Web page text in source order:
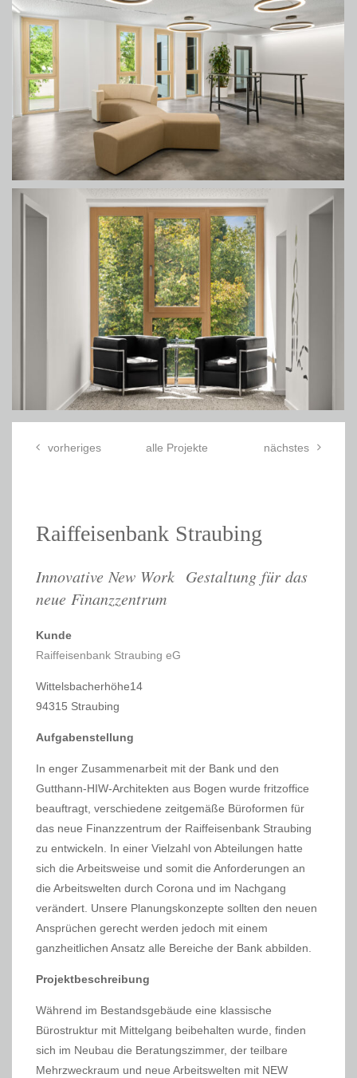
vorheriges alle Projekte nächstes
Raiffeisenbank Straubing
Innovative New Work Gestaltung für das
neue Finanzzentrum
Kunde
Raiffeisenbank Straubing eG
Wittelsbacherhöhe14
94315 Straubing
Aufgabenstellung
In enger Zusammenarbeit mit der Bank und den
Gutthann-HIW-Architekten aus Bogen wurde fritzoffice
beauftragt, verschiedene zeitgemäße Büroformen für
das neue Finanzzentrum der Raiffeisenbank Straubing
zu entwickeln. In einer Vielzahl von Abteilungen hatte
sich die Arbeitsweise und somit die Anforderungen an
die Arbeitswelten durch Corona und im Nachgang
verändert. Unsere Planungskonzepte sollten den neuen
Ansprüchen gerecht werden jedoch mit einem
ganzheitlichen Ansatz alle Bereiche der Bank abbilden.
Projektbeschreibung
Während im Bestandsgebäude eine klassische
Bürostruktur mit Mittelgang beibehalten wurde, finden
sich im Neubau die Beratungszimmer, der teilbare
Mehrzweckraum und neue Arbeitswelten mit NEW